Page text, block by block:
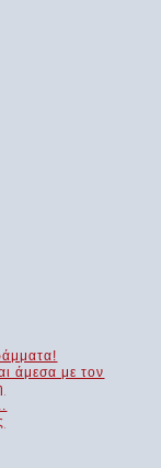
άμεσα με τον